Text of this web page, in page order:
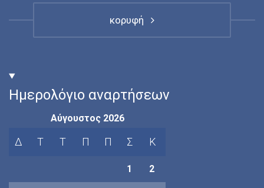
κορυφή
Ημερολόγιο αναρτήσεων
Αύγουστος 2026
Δ Τ Τ Π Π Σ Κ
1 2